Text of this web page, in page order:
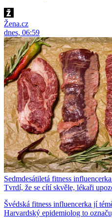
Žena.cz
dnes, 06:59
Sedmdesátiletá fitness
Tvrdí, že se cítí skvěle, lékaři
Švédská fitness influencerka jí
Harvardský epidemiolog to